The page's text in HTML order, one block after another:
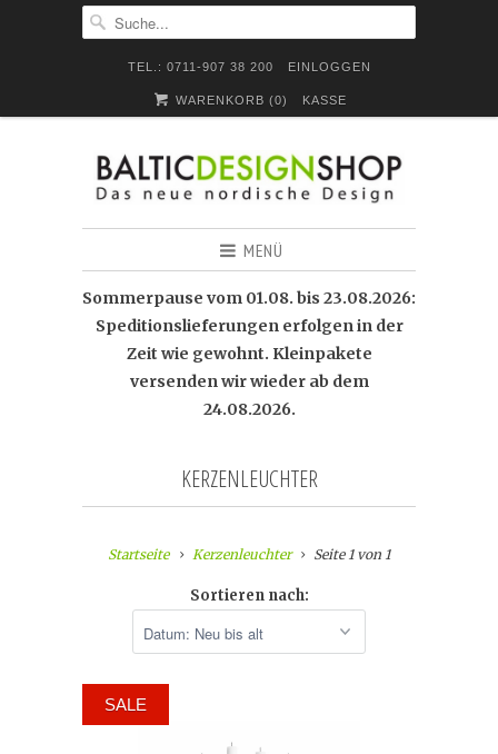
TEL.: 0711-907 38 200 EINLOGGEN
WARENKORB (0) KASSE
MENÜ
Sommerpause vom 01.08. bis 23.08.2026:
Speditionslieferungen erfolgen in der
Zeit wie gewohnt. Kleinpakete
versenden wir wieder ab dem
24.08.2026.
KERZENLEUCHTER
Startseite Kerzenleuchter Seite 1 von 1
Sortieren nach:
SALE